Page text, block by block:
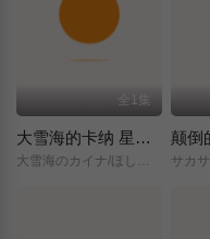
全1集
大雪海的卡纳 星之贤者
大雪海のカイナ/ほしのけんじゃ/
颠倒
サカ